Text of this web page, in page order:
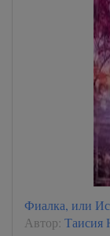
Фиалка, или
Автор: Таисия